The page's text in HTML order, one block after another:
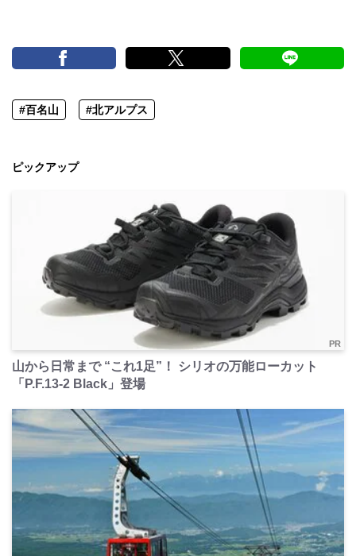
#百名山 #北アルプス
ピックアップ
PR
山から日常まで “これ1足”！ シリオの万能ローカット
「P.F.13-2 Black」登場